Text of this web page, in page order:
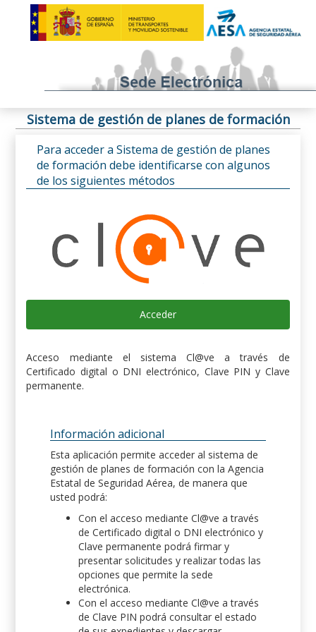
Sistema de gestión de planes de formación
Para acceder a Sistema de gestión de planes
de formación debe identificarse con algunos
de los siguientes métodos
Acceder
Acceso mediante el sistema Cl@ve a través de
Certificado digital o DNI electrónico, Clave PIN y Clave
permanente.
Información adicional
Esta aplicación permite acceder al sistema de
gestión de planes de formación con la Agencia
Estatal de Seguridad Aérea, de manera que
usted podrá:
Con el acceso mediante Cl@ve a través
de Certificado digital o DNI electrónico y
Clave permanente podrá firmar y
presentar solicitudes y realizar todas las
opciones que permite la sede
electrónica.
Con el acceso mediante Cl@ve a través
de Clave PIN podrá consultar el estado